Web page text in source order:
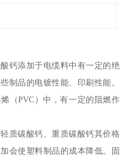
钙添加于电缆料中有一定的绝
制品的电镀性能、印刷性能。
（PVC）中，有一定的阻燃作
质碳酸钙、重质碳酸钙其价格
会使塑料制品的成本降低。固